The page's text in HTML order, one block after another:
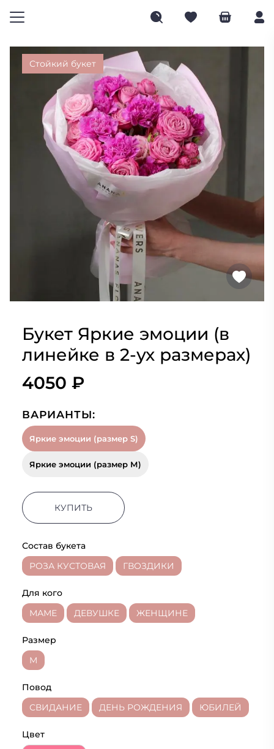
Стойкий букет
Букет Яркие эмоции (в
линейке в 2-ух размерах)
4050 ₽
ВАРИАНТЫ:
Яркие эмоции (размер S)
Яркие эмоции (размер М)
КУПИТЬ
Состав букета
РОЗА КУСТОВАЯ
ГВОЗДИКИ
Для кого
МАМЕ
ДЕВУШКЕ ЖЕНЩИНЕ
Размер
M
Повод
СВИДАНИЕ
ДЕНЬ РОЖДЕНИЯ ЮБИЛЕЙ
Цвет